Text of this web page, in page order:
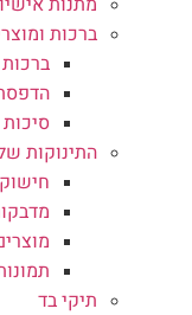
ברכות
ברכות
התינוקות
תיקי בד